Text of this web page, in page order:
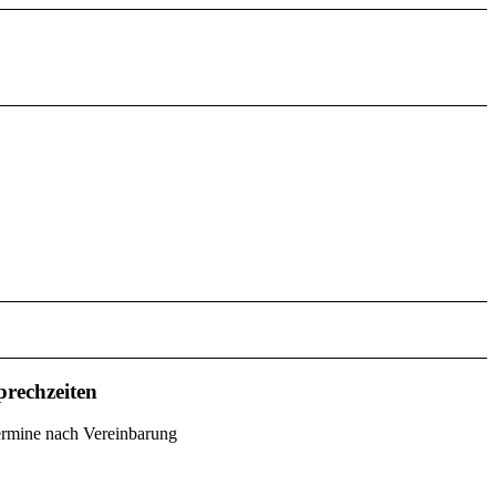
nach Vereinbarung